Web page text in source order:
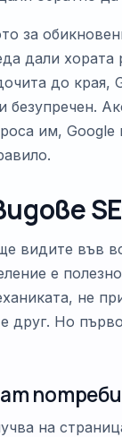
за
дали
до края,
безупречен.
им,
видите във
е
не
друг. Но
на